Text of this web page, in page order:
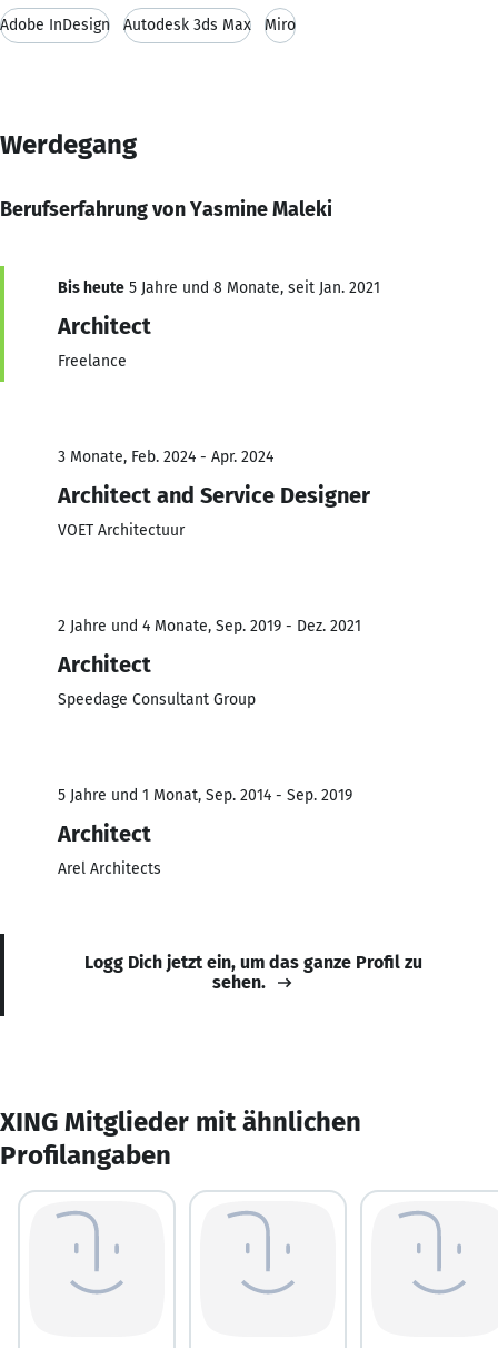
Adobe InDesign Autodesk 3ds Max Miro
Werdegang
Berufserfahrung von Yasmine Maleki
Bis heute 5 Jahre und 8 Monate, seit Jan. 2021
Architect
Freelance
3 Monate, Feb. 2024 - Apr. 2024
Architect and Service Designer
VOET Architectuur
2 Jahre und 4 Monate, Sep. 2019 - Dez. 2021
Architect
Speedage Consultant Group
5 Jahre und 1 Monat, Sep. 2014 - Sep. 2019
Architect
Arel Architects
Logg Dich jetzt ein, um das ganze Profil zu
sehen.
XING Mitglieder mit ähnlichen
Profilangaben